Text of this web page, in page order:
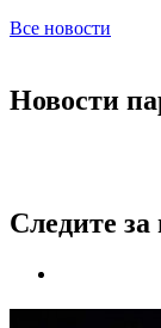
Все новости
Новости
Следите за